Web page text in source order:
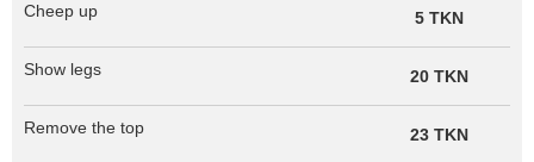
Cheep up 5 TKN
Show legs 20 TKN
Remove the top 23 TKN